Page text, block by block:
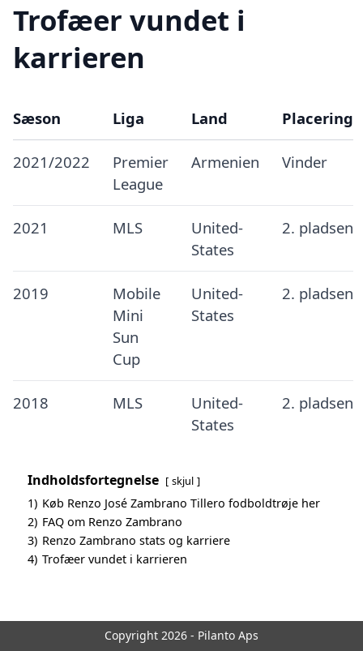
Trofæer vundet i
karrieren
Sæson Liga Land Placering
2021/2022
Premier
League
Armenien Vinder
2021 MLS
United-
States
2. pladsen
2019
Mobile
Mini
Sun
Cup
United-
States
2. pladsen
2018 MLS
United-
States
2. pladsen
Indholdsfortegnelse skjul
1) Køb Renzo José Zambrano Tillero fodboldtrøje her
2) FAQ om Renzo Zambrano
3) Renzo Zambrano stats og karriere
4) Trofæer vundet i karrieren
Copyright 2026 - Pilanto Aps